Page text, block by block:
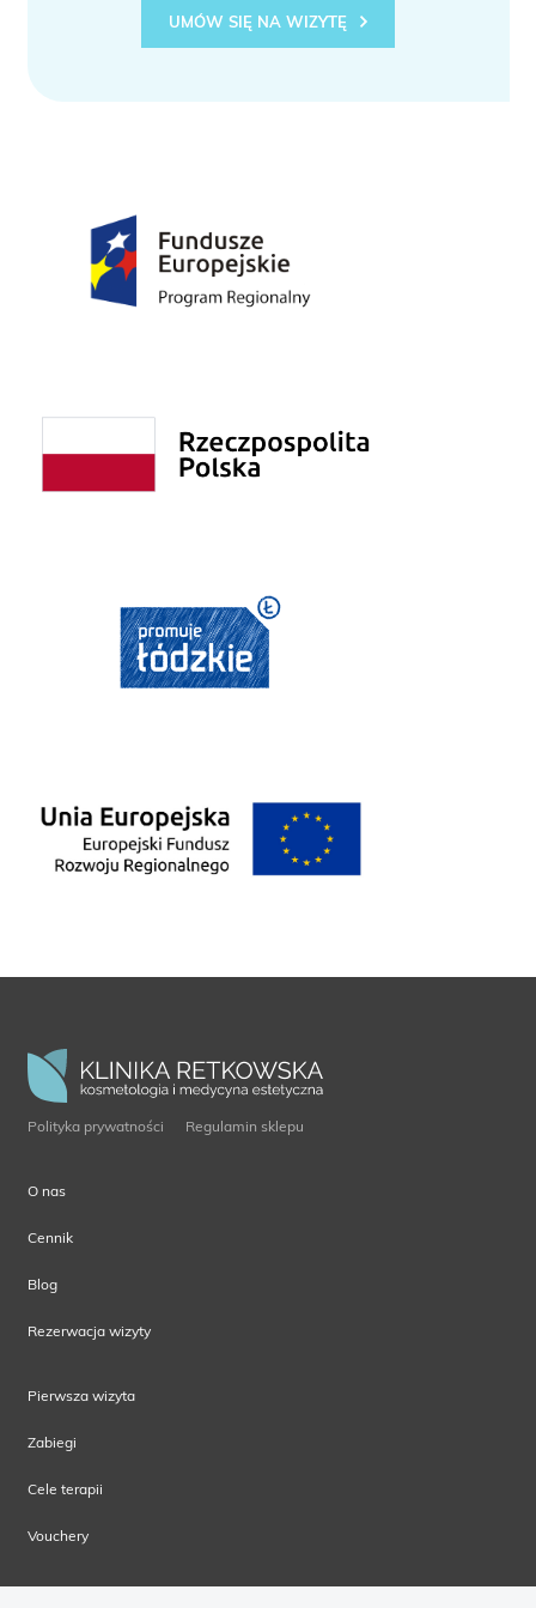
UMÓW SIĘ NA WIZYTĘ
Polityka prywatności Regulamin sklepu
O nas
Cennik
Blog
Rezerwacja wizyty
Pierwsza wizyta
Zabiegi
Cele terapii
Vouchery